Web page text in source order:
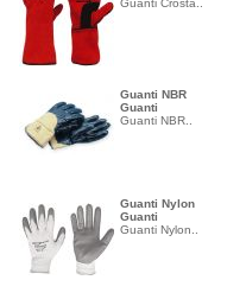
Guanti Crosta..
Guanti NBR
Guanti
Guanti NBR..
Guanti Nylon
Guanti
Guanti Nylon..